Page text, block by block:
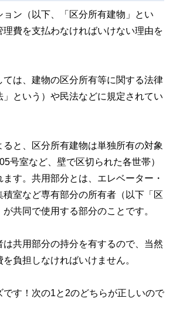
ョン（以下、「区分所有建物」とい
理費を支払わなければいけない理由を
ては、建物の区分所有等に関する法律
」という）や民法などに規定されてい
ると、区分所有建物は単独所有の対象
号室など、壁で区切られた各世帯）
ます。共用部分とは、エレベーター・
室など専有部分の所有者（以下「区
共同で使用する部分のことです。
は共用部分の持分を有するので、当然
負担しなければいけません。
です！次の1と2のどちらが正しいので